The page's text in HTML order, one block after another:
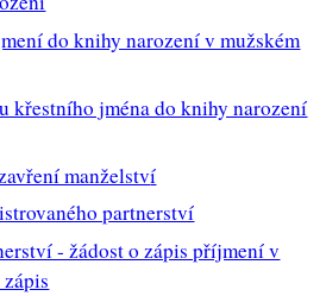
do knihy narození v mužském
křestního jména do knihy narození
manželství
partnerství
- žádost o zápis příjmení v